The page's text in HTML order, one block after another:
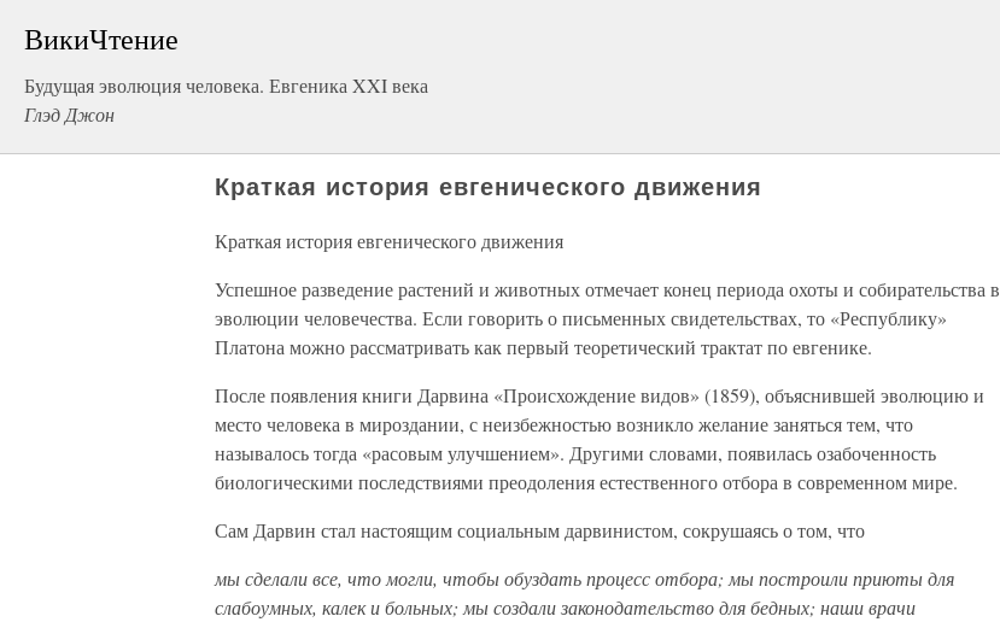
ВикиЧтение
Будущая эволюция человека. Евгеника XXI века
Глэд Джон
Краткая история евгенического движения
Краткая история евгенического движения
Успешное разведение растений и животных отмечает конец периода охоты и собирательства в
эволюции человечества. Если говорить о письменных свидетельствах, то «Республику»
Платона можно рассматривать как первый теоретический трактат по евгенике.
После появления книги Дарвина «Происхождение видов» (1859), объяснившей эволюцию и
место человека в мироздании, с неизбежностью возникло желание заняться тем, что
называлось тогда «расовым улучшением». Другими словами, появилась озабоченность
биологическими последствиями преодоления естественного отбора в современном мире.
Сам Дарвин стал настоящим социальным дарвинистом, сокрушаясь о том, что
мы сделали все, что могли, чтобы обуздать процесс отбора; мы построили приюты для
слабоумных, калек и больных; мы создали законодательство для бедных; наши врачи